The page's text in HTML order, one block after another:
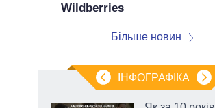
Wildberries
Більше новин
ІНФОГРАФІКА